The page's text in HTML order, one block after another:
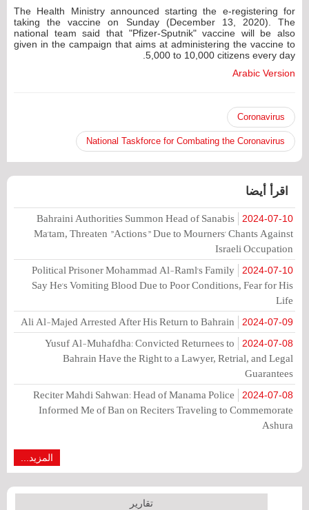
The Health Ministry announced starting the e-registering for
taking the vaccine on Sunday (December 13, 2020). The
national team said that "Pfizer-Sputnik" vaccine will be also
given in the campaign that aims at administering the vaccine to
5,000 to 10,000 citizens every day.
Arabic Version
Coronavirus
National Taskforce for Combating the Coronavirus
اقرأ أيضا
2024-07-10
Bahraini Authorities Summon Head of Sanabis
Ma'tam, Threaten "Actions" Due to Mourners' Chants Against
Israeli Occupation
2024-07-10
Political Prisoner Mohammad Al-Raml's Family
Say He's Vomiting Blood Due to Poor Conditions, Fear for His
Life
2024-07-09
Ali Al-Majed Arrested After His Return to Bahrain
2024-07-08
Yusuf Al-Muhafdha: Convicted Returnees to
Bahrain Have the Right to a Lawyer, Retrial, and Legal
Guarantees
2024-07-08
Reciter Mahdi Sahwan: Head of Manama Police
Informed Me of Ban on Reciters Traveling to Commemorate
Ashura
المزيد...
تقارير